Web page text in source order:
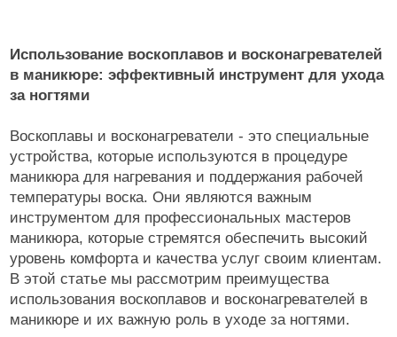
Использование воскоплавов и восконагревателей
в маникюре: эффективный инструмент для ухода
за ногтями
Воскоплавы и восконагреватели - это специальные
устройства, которые используются в процедуре
маникюра для нагревания и поддержания рабочей
температуры воска. Они являются важным
инструментом для профессиональных мастеров
маникюра, которые стремятся обеспечить высокий
уровень комфорта и качества услуг своим клиентам.
В этой статье мы рассмотрим преимущества
использования воскоплавов и восконагревателей в
маникюре и их важную роль в уходе за ногтями.